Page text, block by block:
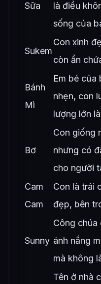
Sữa
là điều
sống của
Sukem
Con xinh
còn ẩn
Bánh
Mì
Em bé của
nhẹn, con
lượng lớn
Bơ
Con giống
nhưng có
cho người
Cam
Cam
Con là trái
đẹp, bên
Sunny
Công
ánh nắng
mà không
Tên ở nhà